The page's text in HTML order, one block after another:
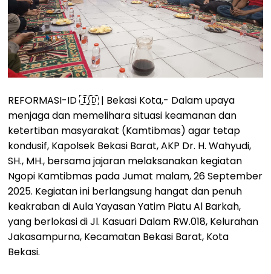
REFORMASI-ID 🇮🇩 | Bekasi Kota,- Dalam upaya
menjaga dan memelihara situasi keamanan dan
ketertiban masyarakat (Kamtibmas) agar tetap
kondusif, Kapolsek Bekasi Barat, AKP Dr. H. Wahyudi,
SH., MH., bersama jajaran melaksanakan kegiatan
Ngopi Kamtibmas pada Jumat malam, 26 September
2025. Kegiatan ini berlangsung hangat dan penuh
keakraban di Aula Yayasan Yatim Piatu Al Barkah,
yang berlokasi di Jl. Kasuari Dalam RW.018, Kelurahan
Jakasampurna, Kecamatan Bekasi Barat, Kota
Bekasi.